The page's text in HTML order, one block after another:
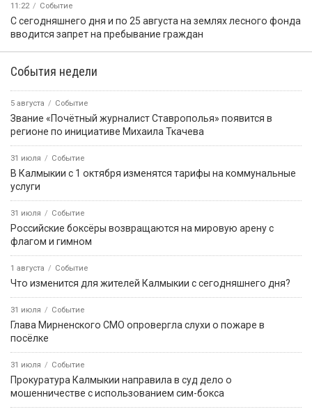
11:22 Событие
С сегодняшнего дня и по 25 августа на землях лесного фонда
вводится запрет на пребывание граждан
События недели
5 августа Событие
Звание «Почётный журналист Ставрополья» появится в
регионе по инициативе Михаила Ткачева
31 июля Событие
В Калмыкии с 1 октября изменятся тарифы на коммунальные
услуги
31 июля Событие
Российские боксёры возвращаются на мировую арену с
флагом и гимном
1 августа Событие
Что изменится для жителей Калмыкии с сегодняшнего дня?
31 июля Событие
Глава Мирненского СМО опровергла слухи о пожаре в
посёлке
31 июля Событие
Прокуратура Калмыкии направила в суд дело о
мошенничестве с использованием сим-бокса